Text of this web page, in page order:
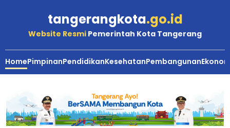
tangerangkota.go.id
Website Resmi Pemerintah Kota Tangerang
HomePimpinanPendidikanKesehatanPembangunan
Utama,
Terkini